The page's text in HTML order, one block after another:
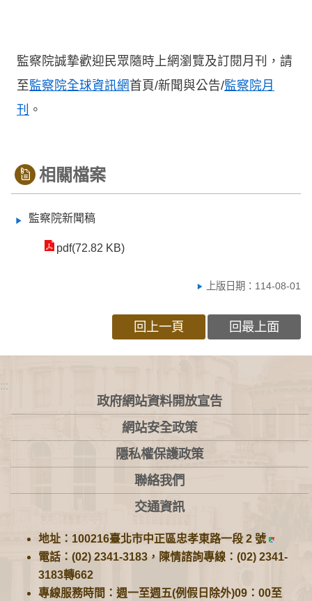
監察院誠摯歡迎民眾隨時上網瀏覽及訂閱月刊，請
至監察院全球資訊網 首頁/新聞與公告/監察院月
刊 。
相關檔案
監察院新聞稿
pdf(72.82 KB)
上版日期：114-08-01
回上一頁 回最上面
:::
政府網站資料開放宣告
網站安全政策
隱私權保護政策
聯絡我們
交通資訊
地址：100216臺北市中正區忠孝東路一段 2 號
電話：(02) 2341-3183，陳情諮詢專線：(02) 2341-
3183轉662
專線服務時間：週一至週五(例假日除外)09：00至